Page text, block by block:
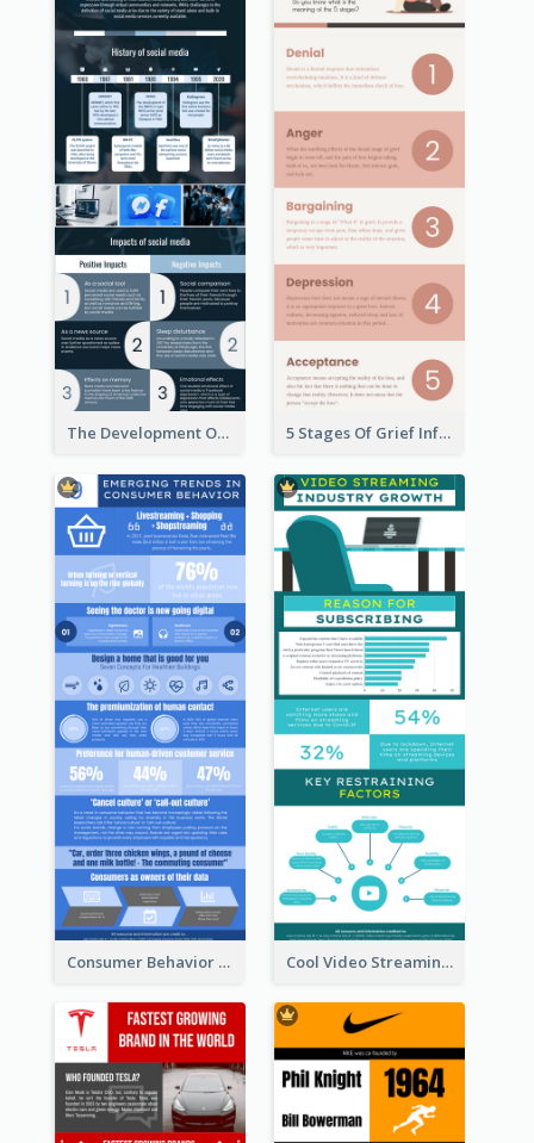
The Development Of Social Media Use Infographic 5 Stages Of Grief Infographic (With Explanation))
Consumer Behavior Analysis Infographic Design Cool Video Streaming Trend Infographic Design Idea